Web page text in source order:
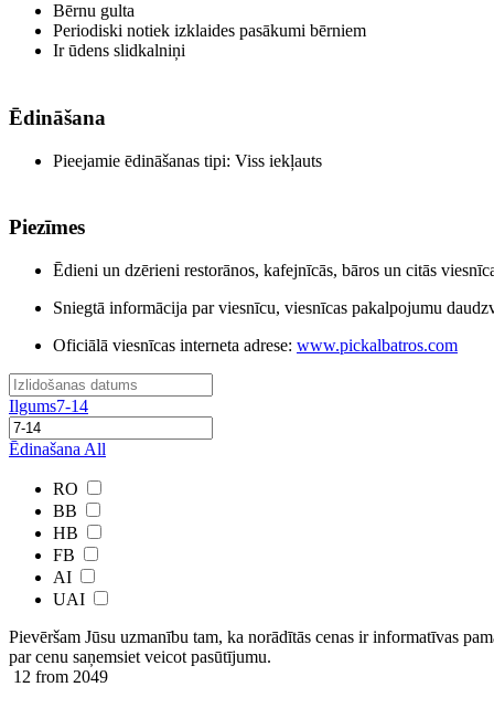
Bērnu gulta
Periodiski notiek izklaides pasākumi bērniem
Ir ūdens slidkalniņi
Ēdināšana
Pieejamie ēdināšanas tipi: Viss iekļauts
Piezīmes
Ēdieni un dzērieni restorānos, kafejnīcās, bāros un citās
Sniegtā informācija par viesnīcu, viesnīcas pakalpojumu
Oficiālā viesnīcas interneta adrese: www.pickalbatros.com
Ilgums7-14
Ēdinašana All
RO
BB
HB
FB
AI
UAI
Pievēršam Jūsu uzmanību tam, ka norādītās cenas ir ​informatīvas
par cenu saņemsiet veicot pasūtījumu.
12 from 2049